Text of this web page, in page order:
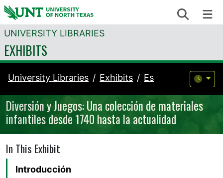
Skip to content Search
UNIVERSITY LIBRARIES
EXHIBITS
University Libraries Exhibits Es
Diversión y Juegos: Una colección de materiales
infantiles desde 1740 hasta la actualidad
In This Exhibit
Introducción